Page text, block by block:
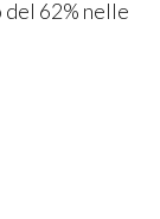
del 62% nelle